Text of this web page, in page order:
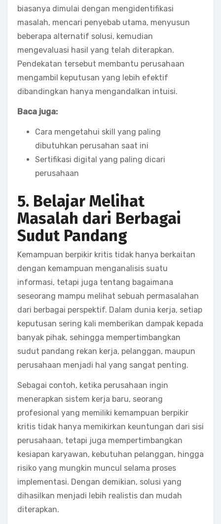
biasanya dimulai dengan mengidentifikasi
masalah, mencari penyebab utama, menyusun
beberapa alternatif solusi, kemudian
mengevaluasi hasil yang telah diterapkan.
Pendekatan tersebut membantu perusahaan
mengambil keputusan yang lebih efektif
dibandingkan hanya mengandalkan intuisi.
Baca juga:
Cara mengetahui skill yang paling
dibutuhkan perusahan saat ini
Sertifikasi digital yang paling dicari
perusahaan
5. Belajar Melihat
Masalah dari Berbagai
Sudut Pandang
Kemampuan berpikir kritis tidak hanya berkaitan
dengan kemampuan menganalisis suatu
informasi, tetapi juga tentang bagaimana
seseorang mampu melihat sebuah permasalahan
dari berbagai perspektif. Dalam dunia kerja, setiap
keputusan sering kali memberikan dampak kepada
banyak pihak, sehingga mempertimbangkan
sudut pandang rekan kerja, pelanggan, maupun
perusahaan menjadi hal yang sangat penting.
Sebagai contoh, ketika perusahaan ingin
menerapkan sistem kerja baru, seorang
profesional yang memiliki kemampuan berpikir
kritis tidak hanya memikirkan keuntungan dari sisi
perusahaan, tetapi juga mempertimbangkan
kesiapan karyawan, kebutuhan pelanggan, hingga
risiko yang mungkin muncul selama proses
implementasi. Dengan demikian, solusi yang
dihasilkan menjadi lebih realistis dan mudah
diterapkan.